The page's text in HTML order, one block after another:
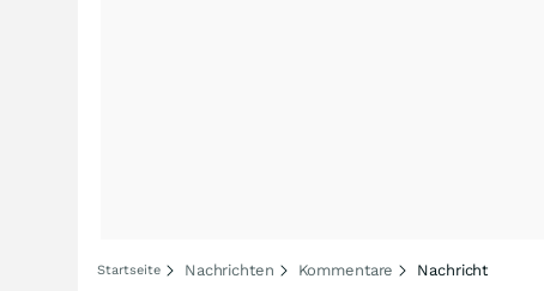
Startseite Nachrichten Kommentare Nachricht